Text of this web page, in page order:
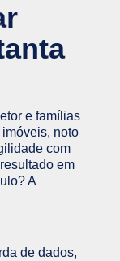
e famílias
noto
com
em
A
de dados,